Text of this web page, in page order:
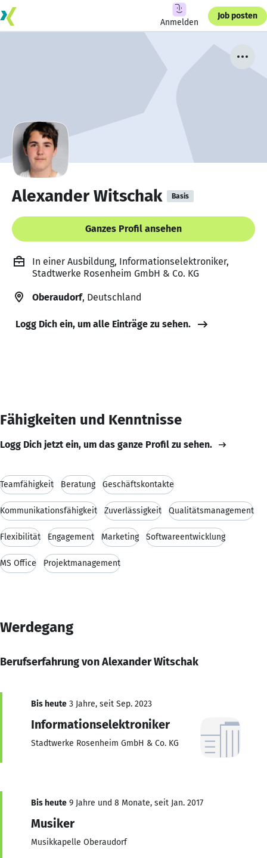
Anmelden
Job posten
Alexander Witschak Basis
Ganzes Profil ansehen
In einer Ausbildung, Informationselektroniker,
Stadtwerke Rosenheim GmbH & Co. KG
Oberaudorf, Deutschland
Logg Dich ein, um alle Einträge zu sehen.
Fähigkeiten und Kenntnisse
Logg Dich jetzt ein, um das ganze Profil zu sehen.
Teamfähigkeit Beratung Geschäftskontakte
Kommunikationsfähigkeit Zuverlässigkeit Qualitätsmanagement
Flexibilität Engagement Marketing Softwareentwicklung
MS Office Projektmanagement
Werdegang
Berufserfahrung von Alexander Witschak
Bis heute 3 Jahre, seit Sep. 2023
Informationselektroniker
Stadtwerke Rosenheim GmbH & Co. KG
Bis heute 9 Jahre und 8 Monate, seit Jan. 2017
Musiker
Musikkapelle Oberaudorf